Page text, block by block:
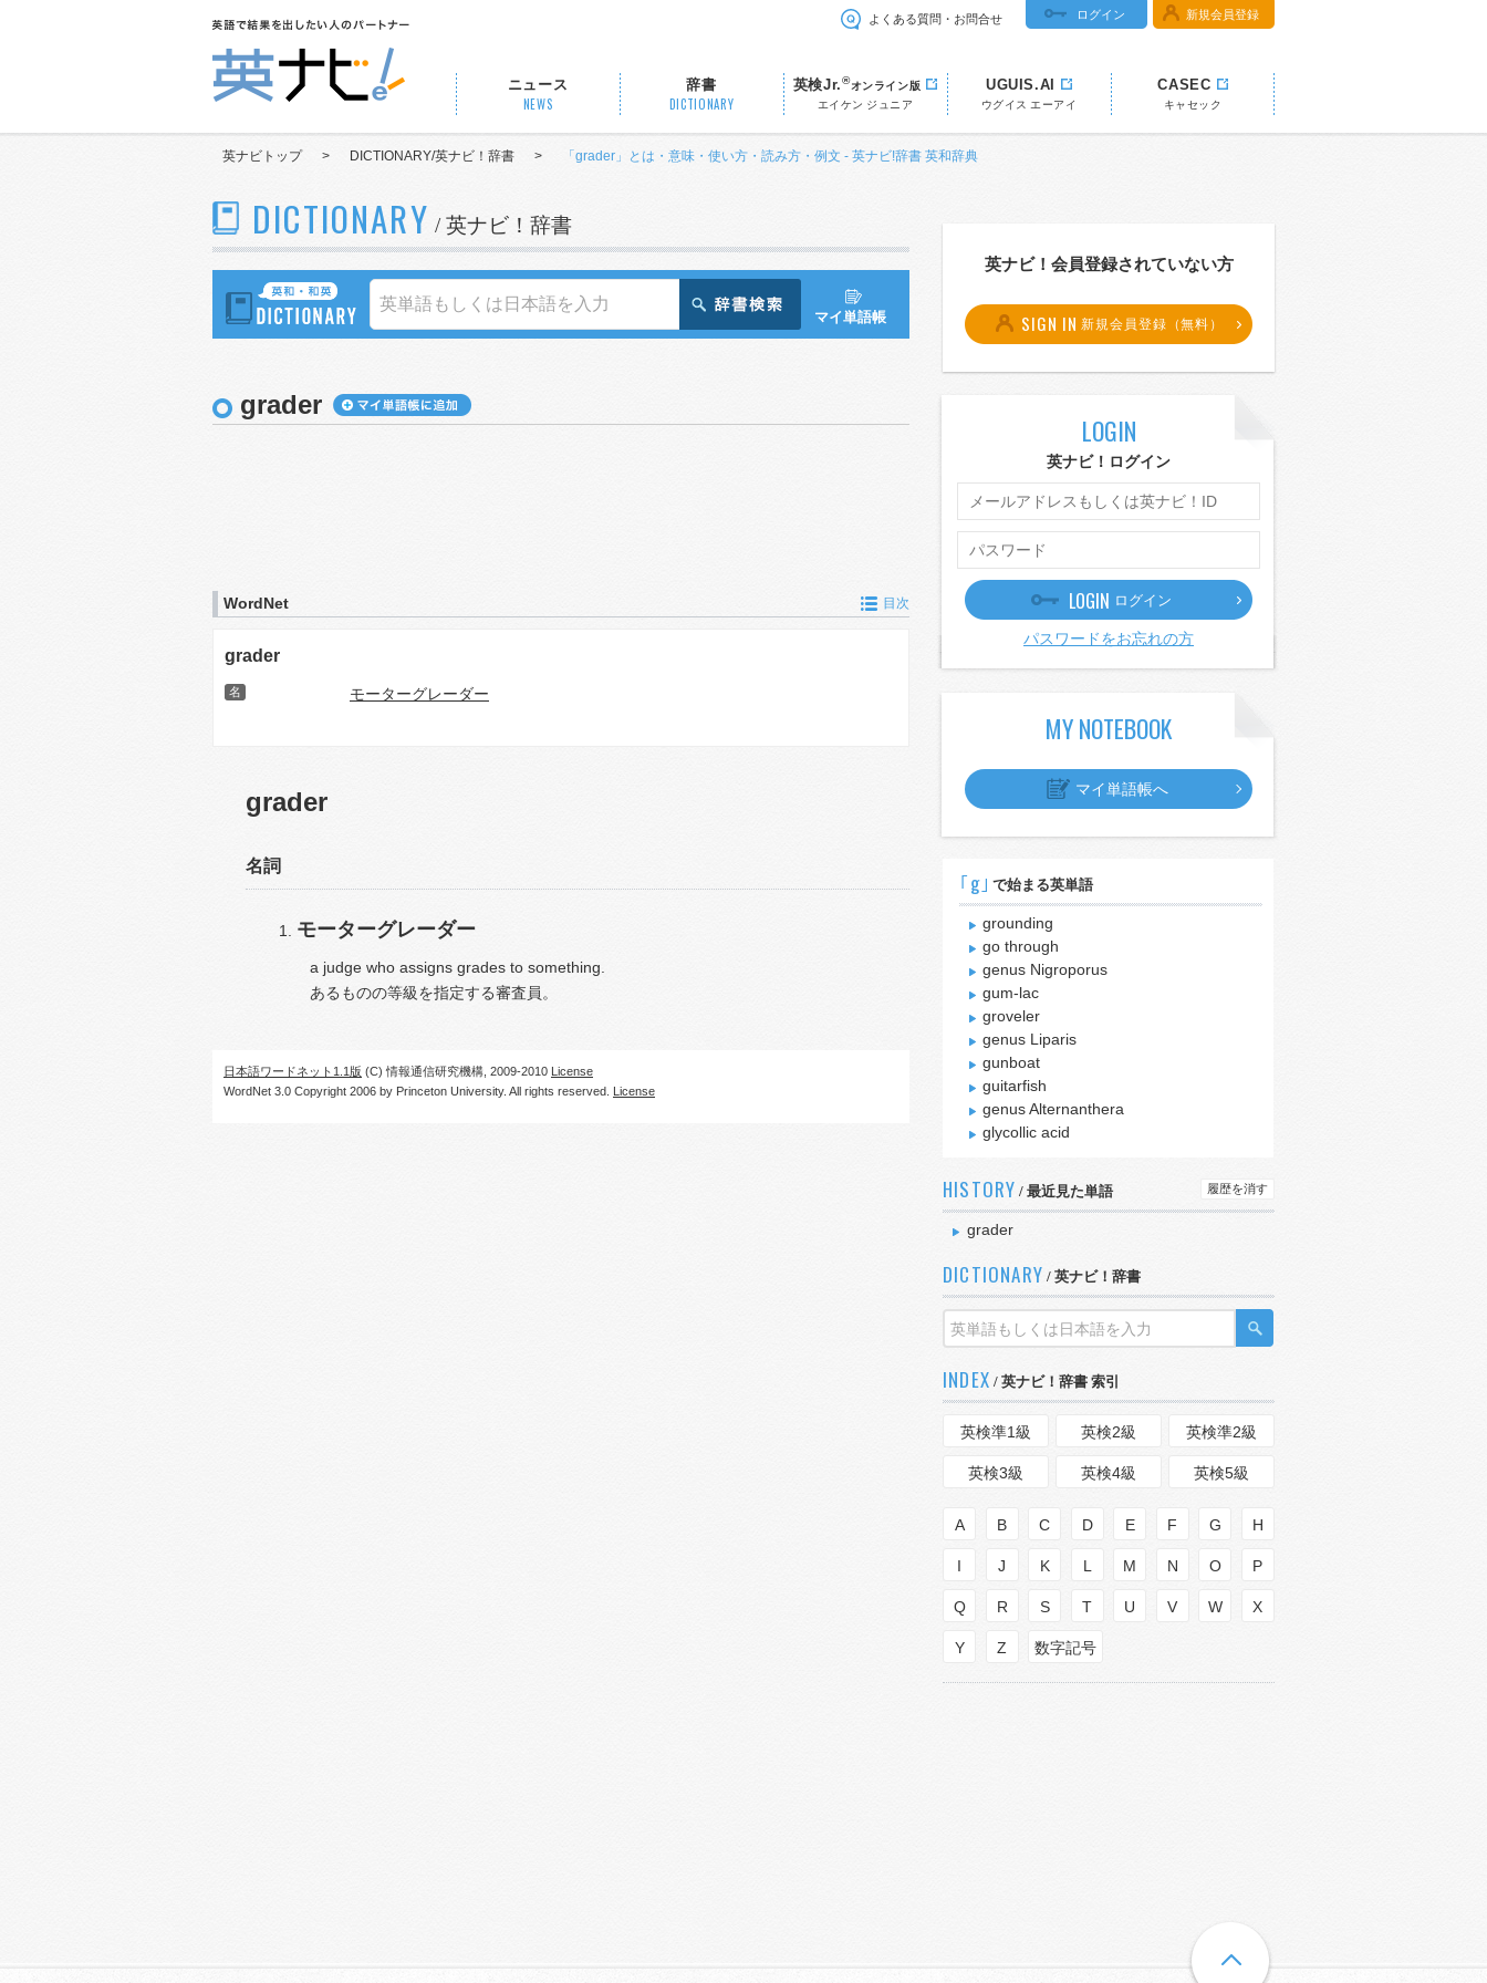
よくある質問・お問合せ ログイン 新規会員登録
ニュース
NEWS
辞書
DICTIONARY
英検Jr.®オンライン版
エイケン ジュニア
UGUIS.AI
ウグイス エーアイ
CASEC
キャセック
英ナビトップ > DICTIONARY/英ナビ！辞書 > 「grader」とは・意味・使い方・読み方・例文 - 英ナビ!辞書 英和辞典
DICTIONARY / 英ナビ！辞書
マイ単語帳
grader
WordNet 目次
grader
名 モーターグレーダー
grader
名詞
モーターグレーダー
a judge who assigns grades to something.
あるものの等級を指定する審査員。
日本語ワードネット1.1版 (C) 情報通信研究機構, 2009-2010 License
WordNet 3.0 Copyright 2006 by Princeton University. All rights reserved. License
英ナビ！会員登録されていない方
SIGN IN 新規会員登録（無料）
LOGIN
英ナビ！ログイン
LOGIN ログイン
パスワードをお忘れの方
MY NOTEBOOK
マイ単語帳へ
｢g｣ で始まる英単語
grounding
go through
genus Nigroporus
gum-lac
groveler
genus Liparis
gunboat
guitarfish
genus Alternanthera
glycollic acid
HISTORY / 最近見た単語 履歴を消す
grader
DICTIONARY / 英ナビ！辞書
INDEX / 英ナビ！辞書 索引
英検準1級 英検2級 英検準2級
英検3級 英検4級 英検5級
A B C D E F G H
I J K L M N O P
Q R S T U V W X
Y Z 数字記号